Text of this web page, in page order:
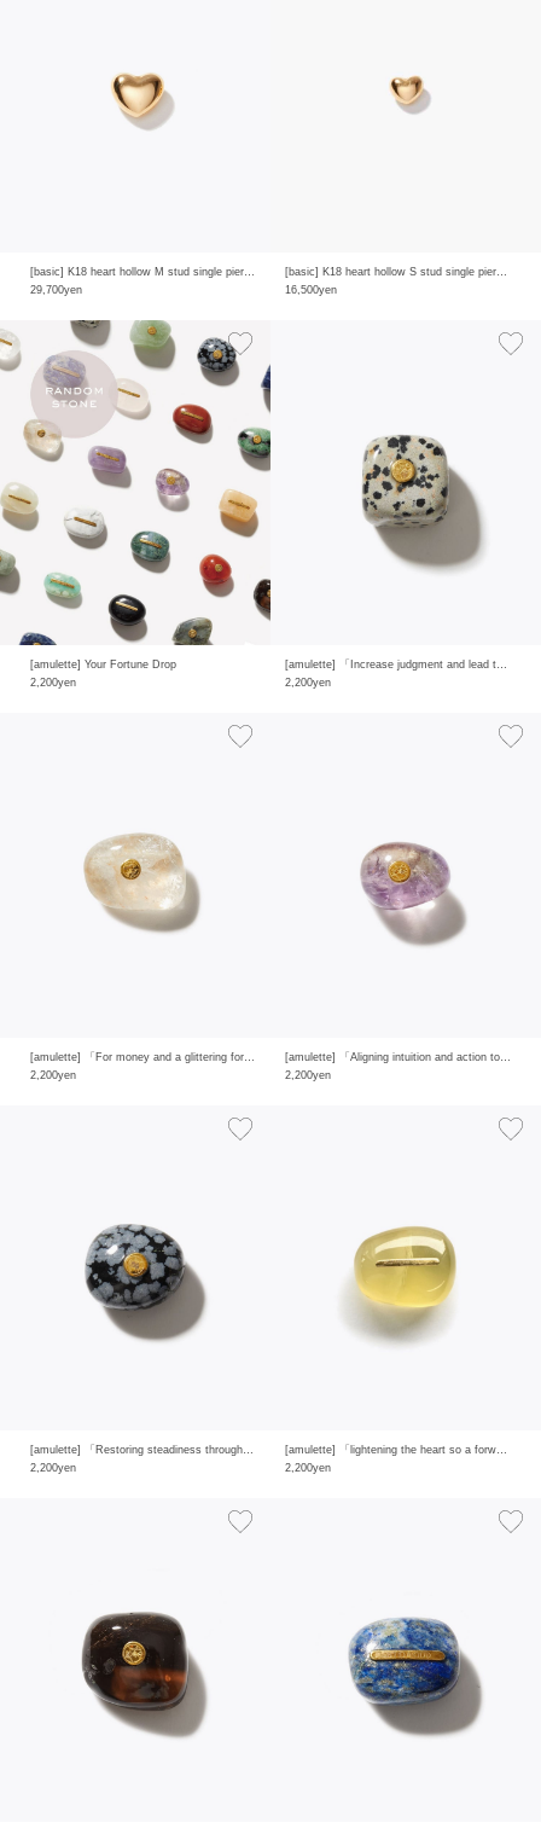
[basic] K18 heart hollow M stud single pierced earring
29,700yen
[basic] K18 heart hollow S stud single pierced earring
16,500yen
[amulette] Your Fortune Drop
2,200yen
[amulette] 「Increase judgment and lead to achieving goals」dalmatian jasper
2,200yen
[amulette] 「For money and a glittering fortune」gold rutilated quartz
2,200yen
[amulette] 「Aligning intuition and action to clear away confusion」ametrine
2,200yen
[amulette] 「Restoring steadiness through protection and purification」snowflake obsidian
2,200yen
[amulette] 「lightening the heart so a forward-looking glow can rise」yellow quartz
2,200yen